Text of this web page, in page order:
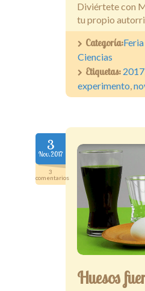
Diviértete con
tu propio
Categoría:
Ciencias
Etiquetas: 2017
experimento,
3
Nov.2017
3
comentarios
Huesos